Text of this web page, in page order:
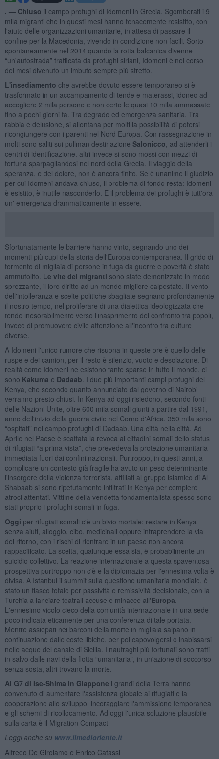
. — Chiuso il campo profughi di Idomeni in Grecia. Sgomberati i 9
mila migranti che in questi mesi hanno tenacemente resistito, con
l'aiuto delle organizzazioni umanitarie, in attesa di passare il
confine per la Macedonia, vivendo in condizione non facili. Sorto
spontaneamente nel 2014 quando la rotta balcanica divenne
“un'autostrada” trafficata da profughi siriani, Idomeni è nel corso
dei mesi divenuto un imbuto sempre più stretto.
L'insediamento che avrebbe dovuto essere temporaneo si è
trasformato in un accampamento di tende e materassi, idoneo ad
accogliere 2 mila persone e non certo le quasi 10 mila ammassate
fino a pochi giorni fa. Tra degrado ed emergenza sanitaria. Tra
rabbia e delusione, si allontana per molti la possibilità di potersi
ricongiungere con i parenti nel Nord Europa. Con rassegnazione in
molti sono saliti sui pullman destinazione Salonicco , ad attenderli i
centri di identificazione, altri invece si sono mossi con mezzi di
fortuna sparpagliandosi nel nord della Grecia. Il viaggio della
speranza, e del dolore, non è ancora finito. Se è unanime il giudizio
per cui Idomeni andava chiuso, il problema di fondo resta: Idomeni
è esistito, è inutile nasconderlo. E il problema dei profughi è tutt'ora
un' emergenza drammaticamente in essere.
Sfortunatamente le barriere hanno vinto, segnando uno dei
momenti più cupi della storia dell'Europa contemporanea. Il grido di
tormento di migliaia di persone in fuga da guerre e povertà è stato
ammutolito. Le vite dei migranti sono state demonizzate in modo
sprezzante, il loro diritto ad un mondo migliore calpestato. Il vento
dell'intolleranza e scelte politiche sbagliate segnano profondamente
il nostro tempo, nel proliferare di una dialettica ideologizzata che
tende inesorabilmente verso l'inasprimento del confronto tra popoli,
invece di promuovere civile attenzione all'incontro tra culture
diverse.
A Idomeni l'unico rumore che risuona in queste ore è quello delle
ruspe e dei camion, per il resto è silenzio, vuoto e desolazione. Di
realtà come Idomeni ne esistono tante sparse in tutto il mondo, ci
sono Kakuma e Dadaab . I due più importanti campi profughi del
Kenya, che secondo quanto annunciato dal governo di Nairobi
verranno presto chiusi. In Kenya ad oggi risiedono, secondo fonti
delle Nazioni Unite, oltre 600 mila somali giunti a partire dal 1991,
anno dell'inizio della guerra civile nel Corno d'Africa. 350 mila sono
“ospitati” nel campo profughi di Dadaab. Una città nella città. Ad
Aprile nel Paese è scattata la revoca ai cittadini somali dello status
di rifugiati “a prima vista”, che prevedeva la protezione umanitaria
immediata fuori dai confini nazionali. Purtroppo, in questi anni, a
complicare un contesto già fragile ha avuto un peso determinante
l'insorgere della violenza terrorista, affiliati al gruppo islamico di Al
Shabaab si sono ripetutamente infiltrati in Kenya per compiere
atroci attentati. Vittime della vendetta fondamentalista spesso sono
stati proprio i profughi somali in fuga.
Oggi per rifugiati somali c'è un bivio mortale: restare in Kenya
senza aiuti, alloggio, cibo, medicinali oppure intraprendere la via
del ritorno, con i rischi di rientrare in un paese non ancora
rappacificato. La scelta, qualunque essa sia, è probabilmente un
suicidio collettivo. La reazione internazionale a questa spaventosa
prospettiva purtroppo non c'è e la diplomazia per l'ennesima volta è
divisa. A Istanbul il summit sulla questione umanitaria mondiale, è
stato un fiasco totale per passività e remissività decisionale, con la
Turchia a lanciare teatrali accuse e minacce all'Europa
L'ennesimo vicolo cieco della comunità internazionale in una sede
poco indicata eticamente per una conferenza di tale portata.
Mentre assiepati nei barconi della morte in migliaia salpano in
continuazione dalle coste libiche, per poi capovolgersi o inabissarsi
nelle acque del canale di Sicilia. I naufraghi più fortunati sono tratti
in salvo dalle navi della flotta “umanitaria”, in un'azione di soccorso
senza sosta, altri trovano la morte.
Al G7 di Ise-Shima in Giappone i grandi della Terra hanno
convenuto di aumentare l'assistenza globale ai rifugiati e la
cooperazione allo sviluppo, incoraggiare l'ammissione temporanea
e gli schemi di ricollocamento. Ad oggi l'unica soluzione plausibile
sulla carta è il Migration Compact.
Leggi anche su www.ilmedioriente.it
Alfredo De Girolamo e Enrico Catassi